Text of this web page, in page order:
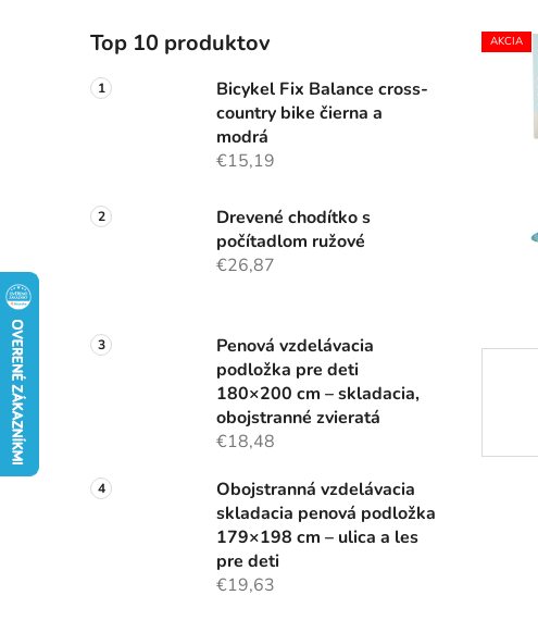
o
č
n
n
Top 10 produktov
Bicykel Fix Balance cross-
country bike čierna a
modrá
€15,19
Drevené chodítko s
počítadlom ružové
€26,87
Penová vzdelávacia
podložka pre deti
180×200 cm – skladacia,
obojstranné zvieratá
€18,48
Obojstranná vzdelávacia
skladacia penová podložka
179×198 cm – ulica a les
pre deti
€19,63
AKCIA